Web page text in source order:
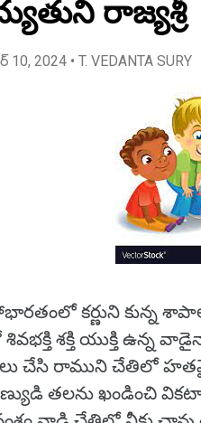
రాజ్యశ్రీ
10, 2024 • T. VEDANTA SURY
కర్ణుని కున్న
శక్తి యుక్తి
చేసి రాముని చేతిలో
తలను ఖండించి